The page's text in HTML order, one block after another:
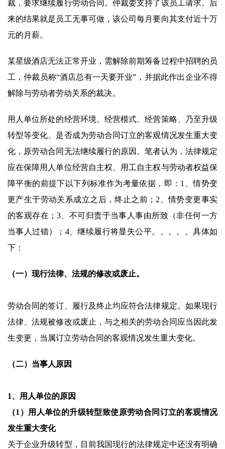
裁，要求继续履行劳动合同。仲裁委支持了该员工请求。后
来的结果就是员工无事可做，该公司每月要向其支付近十万
元的月薪。
某星级酒店无法正常开业，需解除前期筹备过程中招聘的员
工，仲裁员称“酒店总有一天要开业”，并据此作出企业不得
解除与劳动者劳动关系的裁决。
用人单位所处的经营环境、经营模式、经营策略、乃至升级
转型等变化、是否成为劳动合同订立的客观情况发生重大变
化，原劳动合同无法继续履行的原因。笔者认为，法律规定
应在保障用人单位经营自主权、用工自主权与劳动者权益保
障平衡的前提下以下列标准作为考量依据，即：1、情势变
更产生于劳动关系成立之后，终止之前；2、情势变更事实
的客观存在；3、不可归责于当事人事由所致（非任何一方
当事人过错）；4、继续履行将显失公平。。。。。具体如
下：
（一）现行法律、法规的修改或废止。
劳动合同的签订、履行及终止均应符合法律规定。如果现行
法律、法规被修改或废止，与之相关的劳动合同应当因此发
生变更，当属订立劳动合同的客观情况发生重大变化。
（二）当事人原因
1、用人单位的原因
（1）用人单位的升级转型致使原劳动合同订立的客观情况
发生重大变化
关于企业升级转型，目前我国现行的法律规定中还没有明确